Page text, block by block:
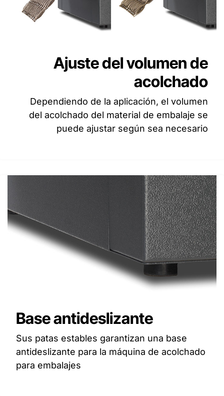
Ajuste del volumen de
acolchado
Dependiendo de la aplicación, el volumen
del acolchado del material de embalaje se
puede ajustar según sea necesario
Base antideslizante
Sus patas estables garantizan una base
antideslizante para la máquina de acolchado
para embalajes